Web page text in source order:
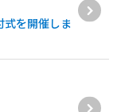
式を開催しま